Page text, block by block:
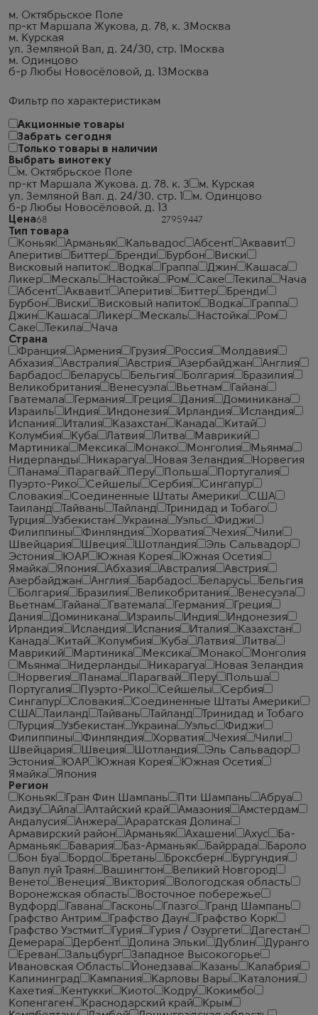
Фильтр по характеристикам
Акционные товары
Забрать сегодня
Только товары в наличии
Выбрать винотеку
м. Октябрьское Поле
пр-кт Маршала Жукова. д. 78. к. 3
м. Курская
ул. Земляной Вал. д. 24/30. стр. 1
м. Одинцово
б-р Любы Новосёловой. д. 13
Цена
Тип товара
Коньяк
Арманьяк Кальвадос Абсент
Аквавит
Аперитив
Биттер Бренди Бурбон
Виски
Висковый напиток
Водка Граппа Джин
Кашаса
Ликер
Мескаль Настойка Ром Саке Текила
Чача
Абсент
Аквавит Аперитив Биттер
Бренди
Бурбон
Виски Висковый напиток Водка
Граппа
Джин
Кашаса Ликер Мескаль Настойка
Ром
Саке
Текила
Чача
Страна
Франция
Армения Грузия Россия
Молдавия
Абхазия
Австралия Австрия Азербайджан
Англия
Барбадос
Беларусь Бельгия Болгария
Бразилия
Великобритания
Венесуэла Вьетнам
Гайана
Гватемала
Германия Греция Дания
Доминикана
Израиль
Индия Индонезия Ирландия
Исландия
Испания
Италия Казахстан Канада
Китай
Колумбия
Куба Латвия Литва
Маврикий
Мартиника
Мексика Монако Монголия
Мьянма
Нидерланды
Никарагуа Новая Зеландия
Норвегия
Панама
Парагвай Перу Польша
Португалия
Пуэрто-Рико
Сейшелы Сербия
Сингапур
Словакия
Соединенные Штаты Америки
США
Таиланд
Тайвань Тайланд
Тринидад и Тобаго
Турция
Узбекистан Украина Уэльс
Фиджи
Филиппины
Финляндия Хорватия Чехия
Чили
Швейцария
Швеция Шотландия
Эль Сальвадор
Эстония
ЮАР Южная Корея
Южная Осетия
Ямайка
Япония Абхазия Австралия
Австрия
Азербайджан
Англия Барбадос Беларусь
Бельгия
Болгария
Бразилия Великобритания
Венесуэла
Вьетнам
Гайана Гватемала Германия
Греция
Дания
Доминикана Израиль Индия
Индонезия
Ирландия
Исландия Испания Италия
Казахстан
Канада
Китай Колумбия Куба Латвия
Литва
Маврикий
Мартиника Мексика Монако
Монголия
Мьянма
Нидерланды Никарагуа
Новая Зеландия
Норвегия
Панама Парагвай Перу
Польша
Португалия
Пуэрто-Рико Сейшелы
Сербия
Сингапур
Словакия
Соединенные Штаты Америки
США
Таиланд Тайвань Тайланд
Тринидад и Тобаго
Турция
Узбекистан Украина Уэльс
Фиджи
Филиппины
Финляндия Хорватия Чехия
Чили
Швейцария
Швеция Шотландия
Эль Сальвадор
Эстония
ЮАР Южная Корея
Южная Осетия
Ямайка
Япония
Регион
Коньяк
Гран Фин Шампань Пти Шампань
Абруа
Аидзу
Айла Алтайский край Амазония
Амстердам
Андалусия
Анжера
Араратская Долина
Армавирский район
Арманьяк Ахашени Ахус
Ба-
Арманьяк
Бавария Баз-Арманьяк Байррада
Бароло
Бон Буа
Бордо Бретань Броксберн
Бургундия
Валул луй Траян
Вашингтон
Великий Новгород
Венето
Венеция Виктория
Вологодская область
Воронежская область
Восточное побережье
Вудфорд
Гавана Гасконь Глазго
Гранд Шампань
Графство Антрим
Графство Даун
Графство Корк
Графство Уэстмит
Гурия Гурия / Озургети
Дагестан
Демерара
Дербент Долина Эльки Дублин
Дуранго
Ереван
Зальцбург
Западное Высокогорье
Ивановская Область
Йонедзава Казань
Калабрия
Калининград
Кампания Карловы Вары
Каталония
Кахетия
Кентукки Киото Кодру
Кокимбо
Копенгаген
Краснодарский край
Крым
м. Октябрьское Поле
пр-кт Маршала Жукова, д. 78, к. 3 Москва
м. Курская
ул. Земляной Вал, д. 24/30, стр. 1
Москва
м. Одинцово
б-р Любы Новосёловой, д. 13 Москва